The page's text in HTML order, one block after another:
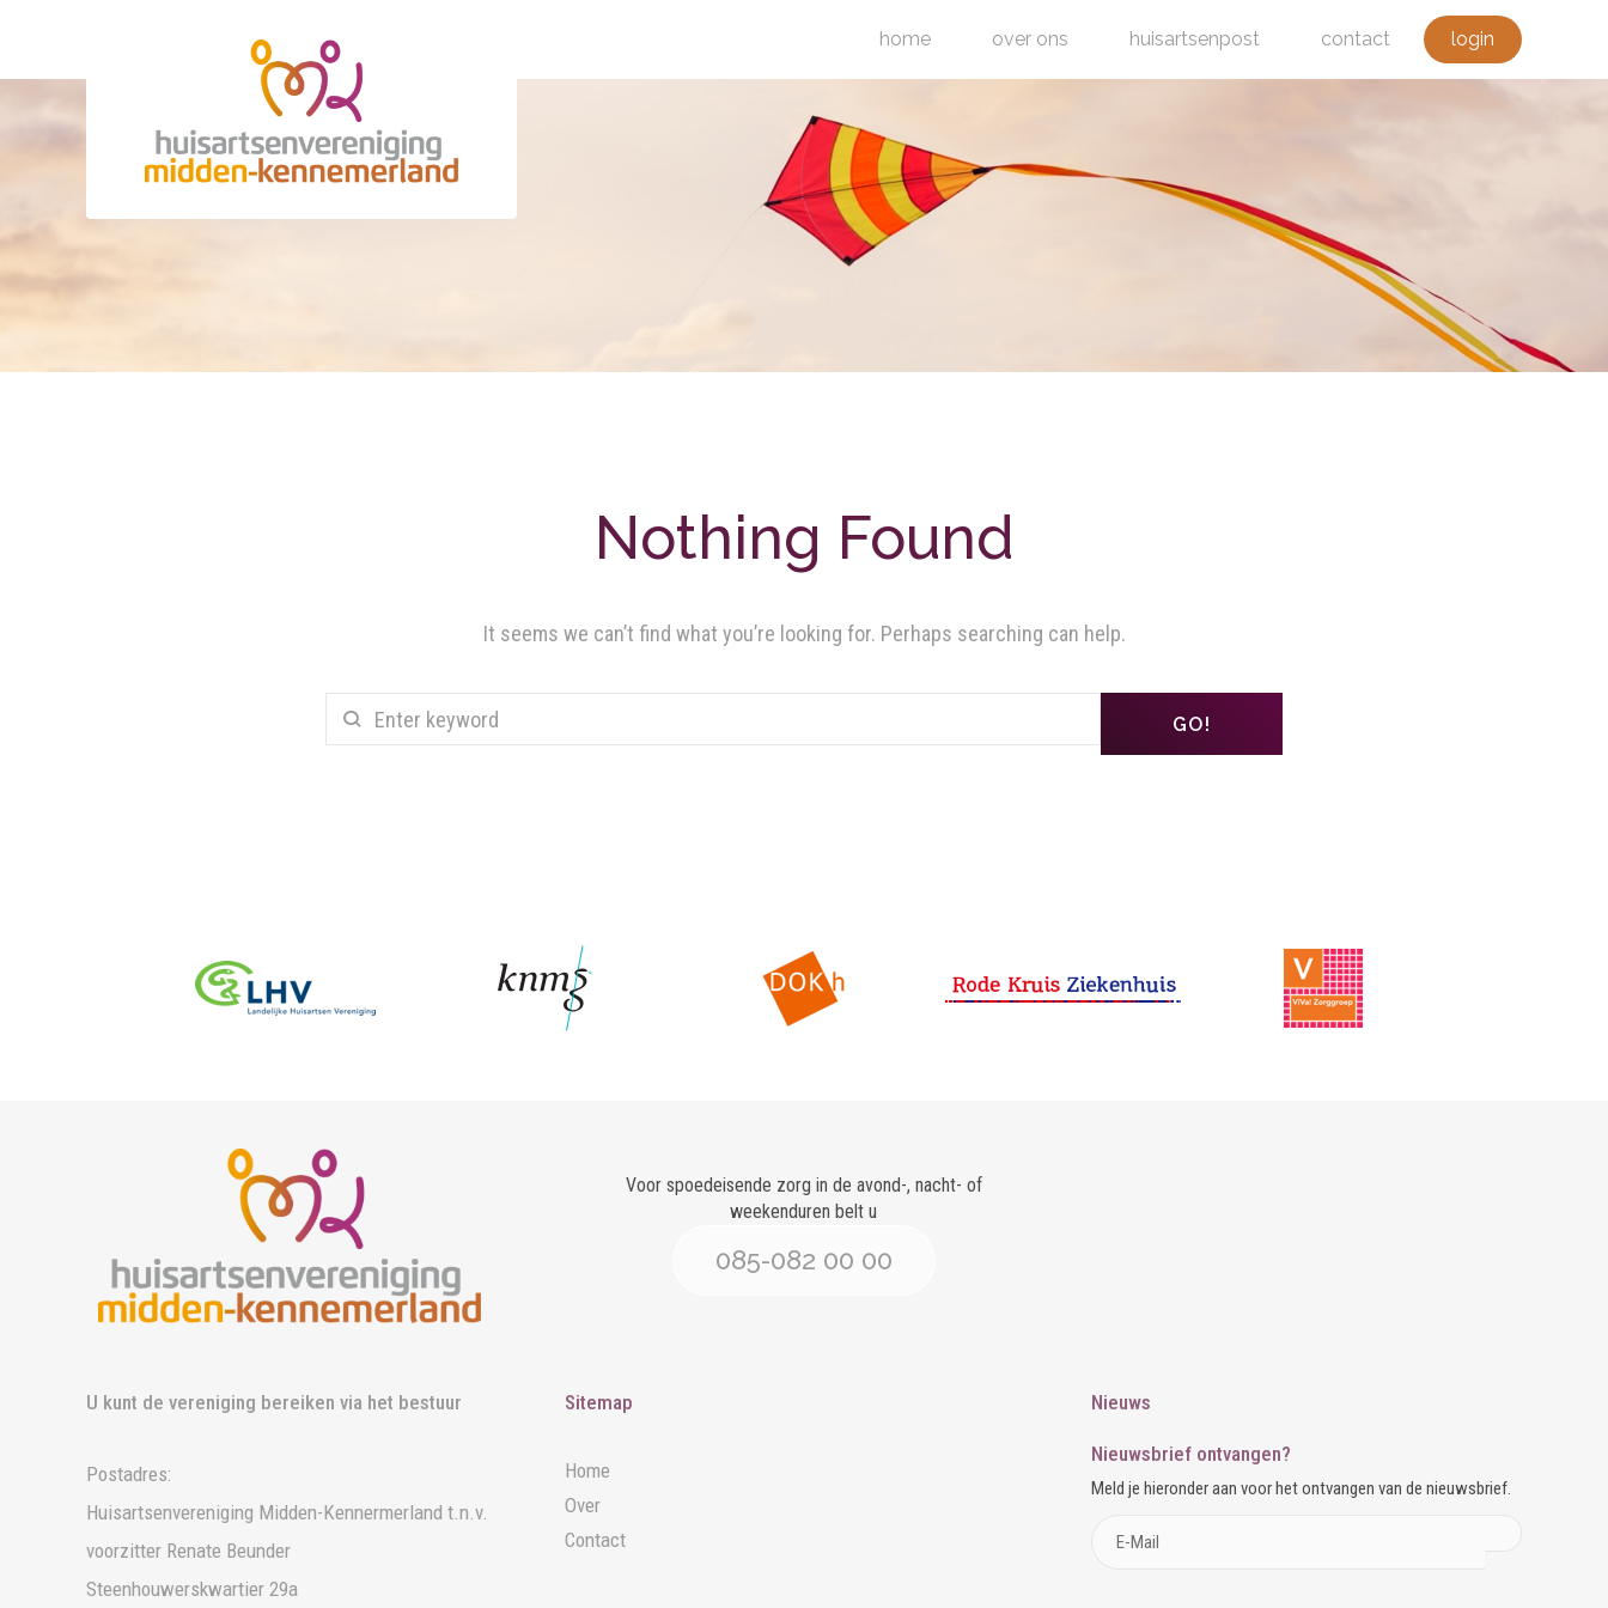
home over ons huisartsenpost contact login
Nothing Found
It seems we can’t find what you’re looking for. Perhaps searching can help.
GO!
Voor spoedeisende zorg in de avond-, nacht- of
weekenduren belt u
085-082 00 00
U kunt de vereniging bereiken via het bestuur
Postadres:
Huisartsenvereniging Midden-Kennermerland t.n.v.
voorzitter Renate Beunder
Steenhouwerskwartier 29a
Sitemap
Home
Over
Contact
Nieuws
Nieuwsbrief ontvangen?
Meld je hieronder aan voor het ontvangen van de nieuwsbrief.